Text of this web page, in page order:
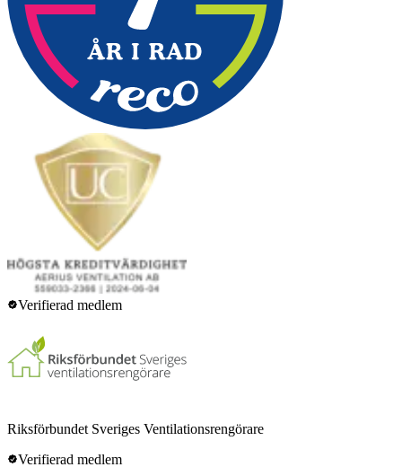
Verifierad medlem
Riksförbundet Sveriges Ventilationsrengörare
Verifierad medlem